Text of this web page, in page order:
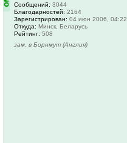
Сообщений: 3044
Благодарностей: 2164
Зарегистрирован: 04 июн 2006, 04:22
Откуда: Минск, Беларусь
Рейтинг: 508
зам. в Борнмут (Англия)